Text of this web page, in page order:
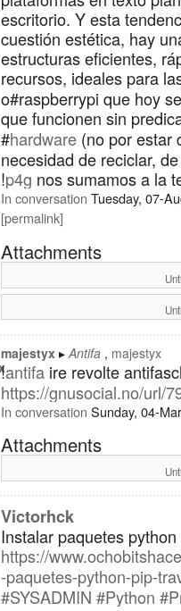
escritorio. Y esta
cuestión estética, hay
estructuras eficientes,
recursos, ideales para
o#raspberrypi que hoy
que funcionen sin
#hardware (no por estar
necesidad de reciclar,
!p4g nos sumamos a la
expandiendo, poniendo
totalmente en español
nos encanta lo que
Si les ha picado el
ver. Yo prefiero #lynx
hacen de #proxypara
firefox) y alguno que
gopher en #fdroid). La
como cualquier otra:
lynxgopher://
sus hoyos ( #
empezar por aquí:
lynxgopher://
In conversation Tuesday, 07-
permalink
Attachments
majestyx Antifa majestyx
!antifa ire revolte
https://gnusocial.no/url/
In conversation Sunday, 04-
Attachments
Victorhck
Instalar paquetes
https://www.
-paquetes-python-pip-
#SYSADMIN #Python #